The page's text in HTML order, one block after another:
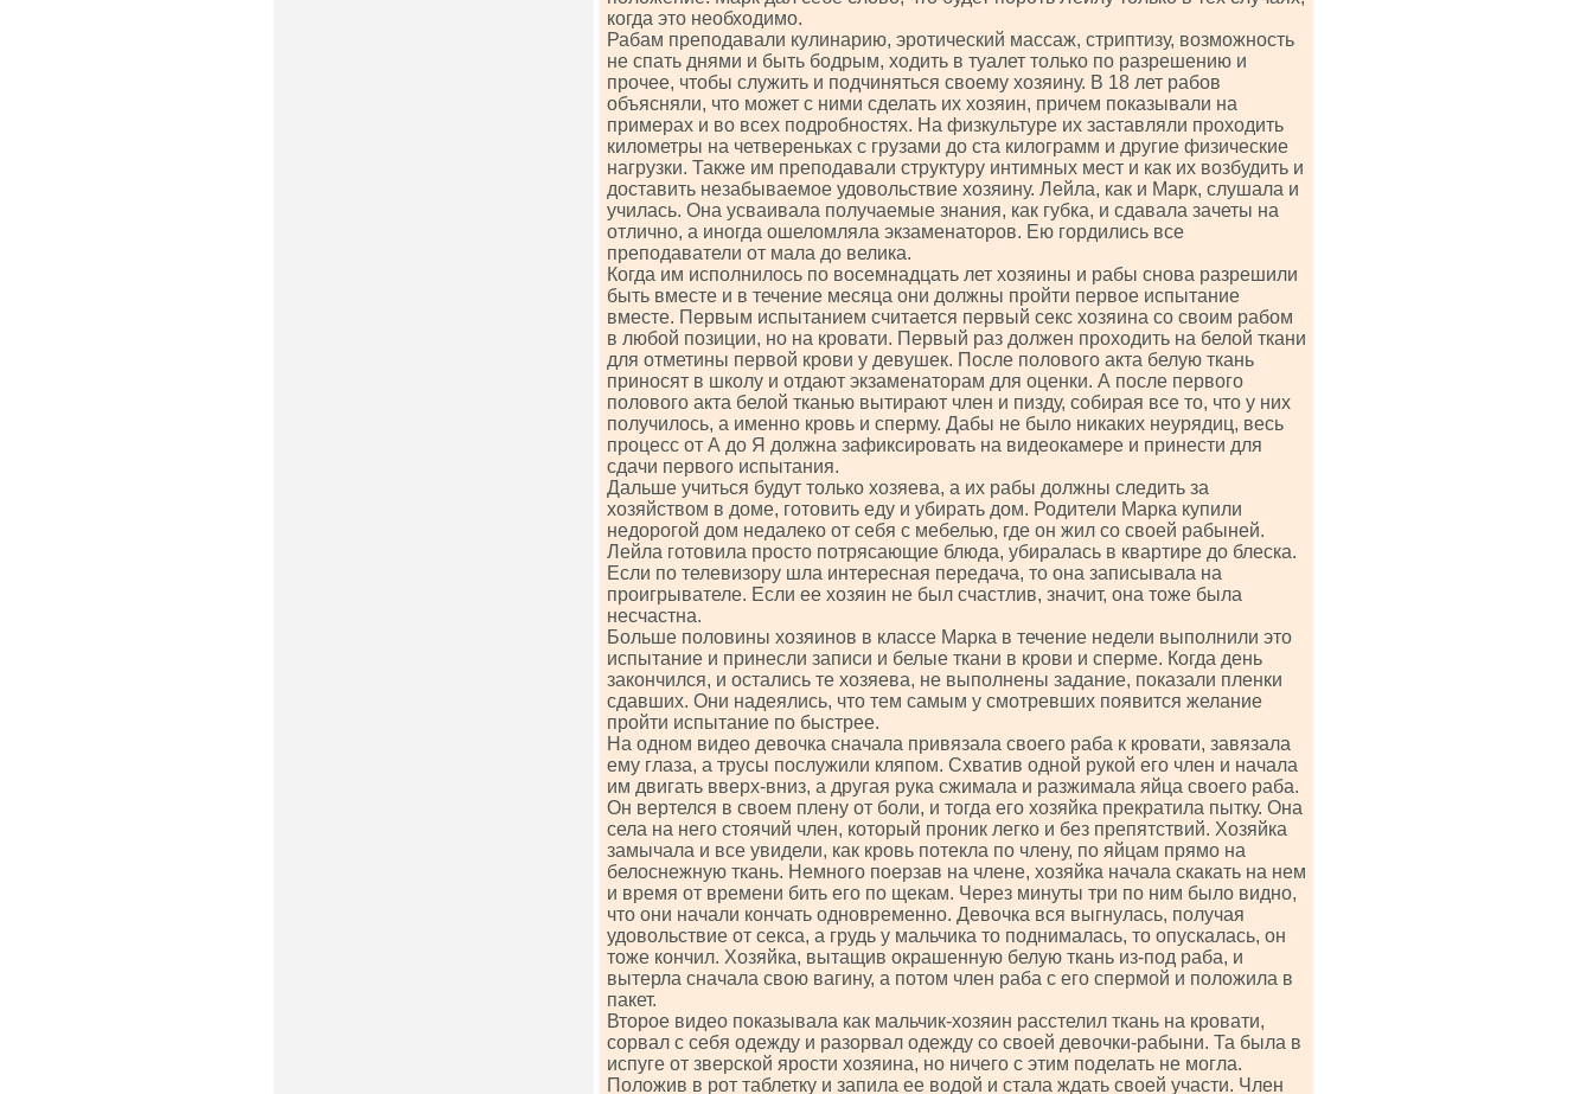
когда это необходимо.
Рабам преподавали кулинарию, эротический массаж, стриптизу, возможность
не спать днями и быть бодрым, ходить в туалет только по разрешению и
прочее, чтобы служить и подчиняться своему хозяину. В 18 лет рабов
объясняли, что может с ними сделать их хозяин, причем показывали на
примерах и во всех подробностях. На физкультуре их заставляли проходить
километры на четвереньках с грузами до ста килограмм и другие физические
нагрузки. Также им преподавали структуру интимных мест и как их возбудить и
доставить незабываемое удовольствие хозяину. Лейла, как и Марк, слушала и
училась. Она усваивала получаемые знания, как губка, и сдавала зачеты на
отлично, а иногда ошеломляла экзаменаторов. Ею гордились все
преподаватели от мала до велика.
Когда им исполнилось по восемнадцать лет хозяины и рабы снова разрешили
быть вместе и в течение месяца они должны пройти первое испытание
вместе. Первым испытанием считается первый секс хозяина со своим рабом
в любой позиции, но на кровати. Первый раз должен проходить на белой ткани
для отметины первой крови у девушек. После полового акта белую ткань
приносят в школу и отдают экзаменаторам для оценки. А после первого
полового акта белой тканью вытирают член и пизду, собирая все то, что у них
получилось, а именно кровь и сперму. Дабы не было никаких неурядиц, весь
процесс от А до Я должна зафиксировать на видеокамере и принести для
сдачи первого испытания.
Дальше учиться будут только хозяева, а их рабы должны следить за
хозяйством в доме, готовить еду и убирать дом. Родители Марка купили
недорогой дом недалеко от себя с мебелью, где он жил со своей рабыней.
Лейла готовила просто потрясающие блюда, убиралась в квартире до блеска.
Если по телевизору шла интересная передача, то она записывала на
проигрывателе. Если ее хозяин не был счастлив, значит, она тоже была
несчастна.
Больше половины хозяинов в классе Марка в течение недели выполнили это
испытание и принесли записи и белые ткани в крови и сперме. Когда день
закончился, и остались те хозяева, не выполнены задание, показали пленки
сдавших. Они надеялись, что тем самым у смотревших появится желание
пройти испытание по быстрее.
На одном видео девочка сначала привязала своего раба к кровати, завязала
ему глаза, а трусы послужили кляпом. Схватив одной рукой его член и начала
им двигать вверх-вниз, а другая рука сжимала и разжимала яйца своего раба.
Он вертелся в своем плену от боли, и тогда его хозяйка прекратила пытку. Она
села на него стоячий член, который проник легко и без препятствий. Хозяйка
замычала и все увидели, как кровь потекла по члену, по яйцам прямо на
белоснежную ткань. Немного поерзав на члене, хозяйка начала скакать на нем
и время от времени бить его по щекам. Через минуты три по ним было видно,
что они начали кончать одновременно. Девочка вся выгнулась, получая
удовольствие от секса, а грудь у мальчика то поднималась, то опускалась, он
тоже кончил. Хозяйка, вытащив окрашенную белую ткань из-под раба, и
вытерла сначала свою вагину, а потом член раба с его спермой и положила в
пакет.
Второе видео показывала как мальчик-хозяин расстелил ткань на кровати,
сорвал с себя одежду и разорвал одежду со своей девочки-рабыни. Та была в
испуге от зверской ярости хозяина, но ничего с этим поделать не могла.
Положив в рот таблетку и запила ее водой и стала ждать своей участи. Член